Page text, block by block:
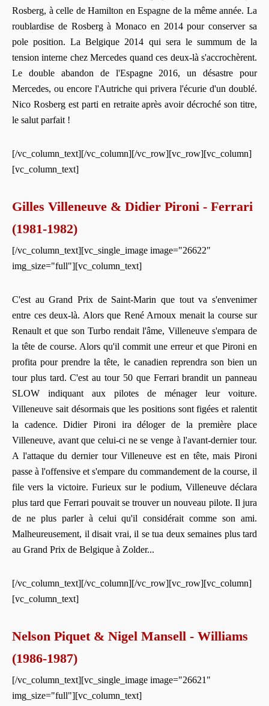
Rosberg, à celle de Hamilton en Espagne de la même année. La
roublardise de Rosberg à Monaco en 2014 pour conserver sa
pole position. La Belgique 2014 qui sera le summum de la
tension interne chez Mercedes quand ces deux-là s'accrochèrent.
Le double abandon de l'Espagne 2016, un désastre pour
Mercedes, ou encore l'Autriche qui privera l'écurie d'un doublé.
Nico Rosberg est parti en retraite après avoir décroché son titre,
le salut parfait !
[/vc_column_text][/vc_column][/vc_row][vc_row][vc_column]
[vc_column_text]
Gilles Villeneuve & Didier Pironi - Ferrari
(1981-1982)
[/vc_column_text][vc_single_image image="26622"
img_size="full"][vc_column_text]
C'est au Grand Prix de Saint-Marin que tout va s'envenimer
entre ces deux-là. Alors que René Arnoux menait la course sur
Renault et que son Turbo rendait l'âme, Villeneuve s'empara de
la tête de course. Alors qu'il commit une erreur et que Pironi en
profita pour prendre la tête, le canadien reprendra son bien un
tour plus tard. C'est au tour 50 que Ferrari brandit un panneau
SLOW indiquant aux pilotes de ménager leur voiture.
Villeneuve sait désormais que les positions sont figées et ralentit
la cadence. Didier Pironi ira déloger de la première place
Villeneuve, avant que celui-ci ne se venge à l'avant-dernier tour.
A l'attaque du dernier tour Villeneuve est en tête, mais Pironi
passe à l'offensive et s'empare du commandement de la course, il
file vers la victoire. Furieux sur le podium, Villeneuve déclara
plus tard que Ferrari pouvait se trouver un nouveau pilote. Il jura
de ne plus parler à celui qu'il considérait comme son ami.
Malheureusement, il disait vrai, il se tua deux semaines plus tard
au Grand Prix de Belgique à Zolder...
[/vc_column_text][/vc_column][/vc_row][vc_row][vc_column]
[vc_column_text]
Nelson Piquet & Nigel Mansell - Williams
(1986-1987)
[/vc_column_text][vc_single_image image="26621"
img_size="full"][vc_column_text]